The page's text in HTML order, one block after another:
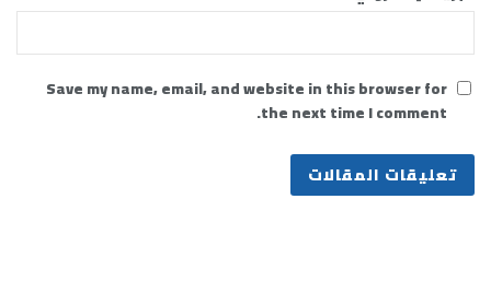
Save my name, email, and website in this browser for
the next time I comment.